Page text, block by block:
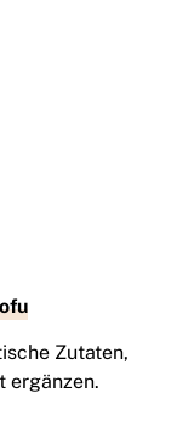
Zutaten,
ergänzen.